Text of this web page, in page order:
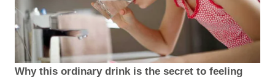
Why this ordinary drink is the secret to feeling